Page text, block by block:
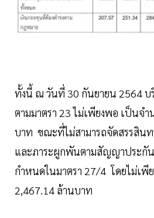
ทั้งนี้ ณ วันที่ 30 กันยายน 2564
ตามมาตรา 23 ไม่เพียงพอ เป็นจ
บาท ขณะที่ไม่สามารถจัดสรรสิน
และภาระผูกพันตามสัญญาประกั
กำหนดในมาตรา 27/4 โดยไม่เพี
2,467.14 ล้านบาท